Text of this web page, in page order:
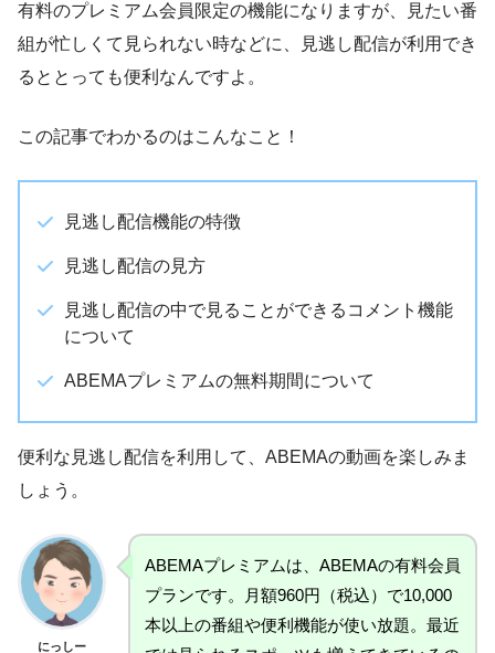
有料のプレミアム会員限定の機能になりますが、見たい番
組が忙しくて見られない時などに、見逃し配信が利用でき
るととっても便利なんですよ。
この記事でわかるのはこんなこと！
見逃し配信機能の特徴
見逃し配信の見方
見逃し配信の中で見ることができるコメント機能
について
ABEMAプレミアムの無料期間について
便利な見逃し配信を利用して、ABEMAの動画を楽しみま
しょう。
にっしー
ABEMAプレミアムは、ABEMAの有料会員
プランです。月額960円（税込）で10,000
本以上の番組や便利機能が使い放題。最近